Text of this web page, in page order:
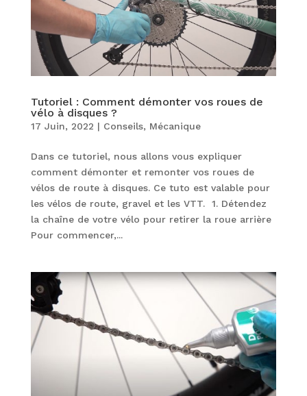
Tutoriel : Comment démonter vos roues de
vélo à disques ?
17 Juin, 2022 | Conseils, Mécanique
Dans ce tutoriel, nous allons vous expliquer
comment démonter et remonter vos roues de
vélos de route à disques. Ce tuto est valable pour
les vélos de route, gravel et les VTT. 1. Détendez
la chaîne de votre vélo pour retirer la roue arrière
Pour commencer,...